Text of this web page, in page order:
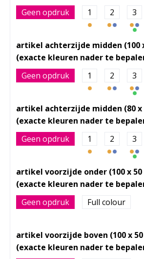
Geen opdruk 1 2 3
artikel achterzijde midden (100
Geen opdruk 1 2 3
artikel achterzijde midden (80 x
Geen opdruk 1 2 3
artikel voorzijde onder (100 x
Geen opdruk Full colour
artikel voorzijde boven (100 x